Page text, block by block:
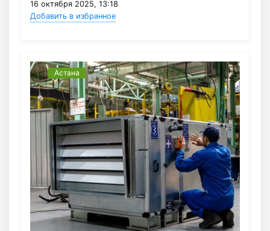
16 октября 2025, 13:18
Добавить в избранное
Астана